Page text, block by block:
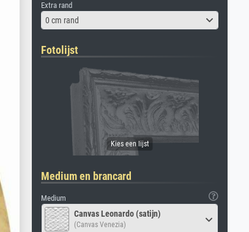
Extra rand
0 cm rand
Fotolijst
Medium en brancard
Medium
Canvas Leonardo (satijn)
(Canvas Venezia)